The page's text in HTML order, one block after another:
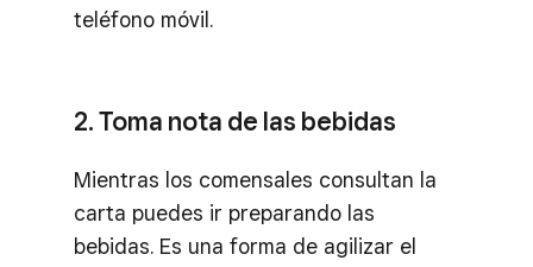
teléfono móvil.
2. Toma nota de las bebidas
Mientras los comensales consultan la
carta puedes ir preparando las
bebidas. Es una forma de agilizar el